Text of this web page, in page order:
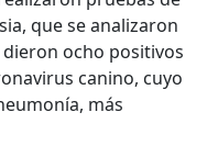
que se analizaron
ocho positivos
canino, cuyo
más